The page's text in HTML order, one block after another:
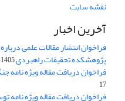
نقشه سایت
آخرین اخبار
فراخوان انتشار مقالات علمی
پژوهشکده تحقیقات راهبردی1405-04-21
فراخوان دریافت مقاله ویژه نامه
17
فراخوان دریافت مقاله ویژه نامه